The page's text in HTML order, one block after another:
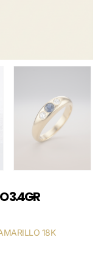
3.4GR
18K